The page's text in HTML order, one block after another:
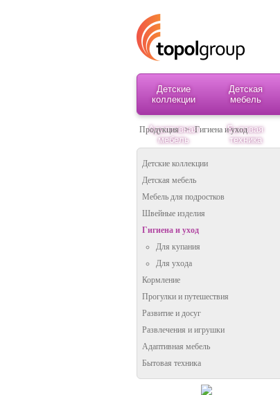
Детские
коллекции
Детская
мебель
Адаптивная
мебель
Бытовая
техника
Продукция > Гигиена и уход
Детские коллекции
Детская мебель
Мебель для подростков
Швейные изделия
Гигиена и уход
Для купания
Для ухода
Кормление
Прогулки и путешествия
Развитие и досуг
Развлечения и игрушки
Адаптивная мебель
Бытовая техника